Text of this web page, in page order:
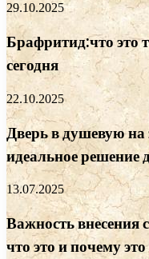
29.10.2025
Брафритид:что это
сегодня
22.10.2025
Дверь в душевую
идеальное решение
13.07.2025
Важность внесения
что это и почему